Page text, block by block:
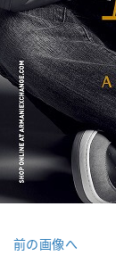
前の画像へ